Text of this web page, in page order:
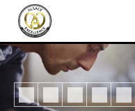
Aller au contenu principal
Panneau de gestion des cookies